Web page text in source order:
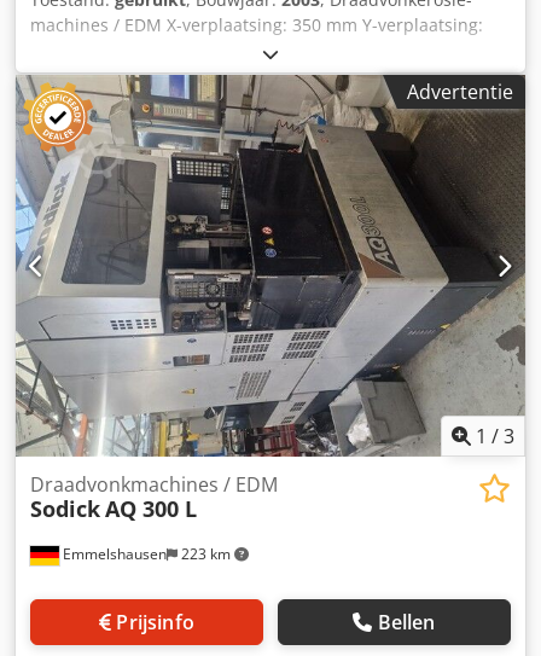
machines / EDM X-verplaatsing: 350 mm Y-verplaatsing:
250 mm Z-verplaatsing: 256 mm Max. werkstukgrootte X:
750 mm Max. werkstukgrootte Y: 550 mm Max.
werkstukgrootte Z: 250 mm Max. werkstukgewicht: 450 kg
Cjdpfx Aow Ekr Isbnsha met automatische draadinvoer
Advertentie
1 /3
Emmelshausen 223 km
Draadvonkmachines / EDM
SodickAQ 300 L
Prijsinfo Bellen